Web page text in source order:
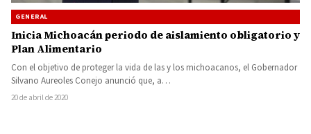
GENERAL
Inicia Michoacán periodo de aislamiento obligatorio y
Plan Alimentario
Con el objetivo de proteger la vida de las y los michoacanos, el Gobernador
Silvano Aureoles Conejo anunció que, a…
20 de abril de 2020